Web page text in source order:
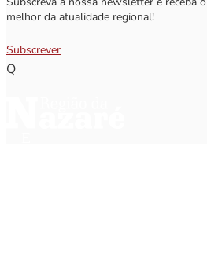
melhor da atualidade regional!
Subscrever
Q